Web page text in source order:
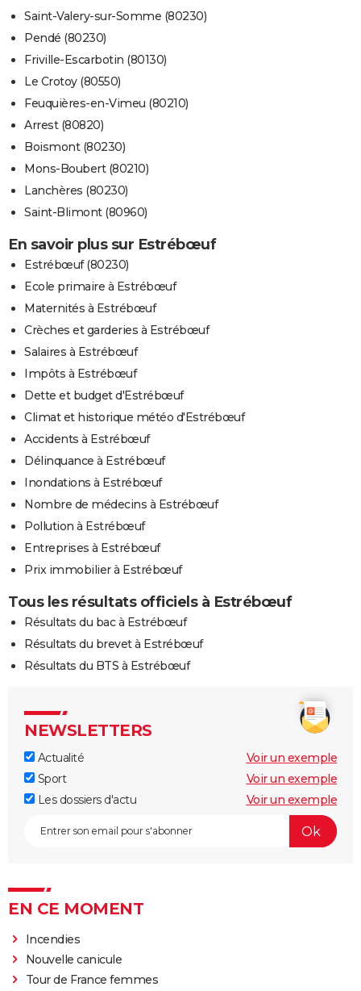
Saint-Valery-sur-Somme (80230)
Pendé (80230)
Friville-Escarbotin (80130)
Le Crotoy (80550)
Feuquières-en-Vimeu (80210)
Arrest (80820)
Boismont (80230)
Mons-Boubert (80210)
Lanchères (80230)
Saint-Blimont (80960)
En savoir plus sur Estrébœuf
Estrébœuf (80230)
Ecole primaire à Estrébœuf
Maternités à Estrébœuf
Crèches et garderies à Estrébœuf
Salaires à Estrébœuf
Impôts à Estrébœuf
Dette et budget d'Estrébœuf
Climat et historique météo d'Estrébœuf
Accidents à Estrébœuf
Délinquance à Estrébœuf
Inondations à Estrébœuf
Nombre de médecins à Estrébœuf
Pollution à Estrébœuf
Entreprises à Estrébœuf
Prix immobilier à Estrébœuf
Tous les résultats officiels à Estrébœuf
Résultats du bac à Estrébœuf
Résultats du brevet à Estrébœuf
Résultats du BTS à Estrébœuf
NEWSLETTERS
Actualité
Voir un exemple
Sport
Voir un exemple
Les dossiers d'actu
Voir un exemple
EN CE MOMENT
Incendies
Nouvelle canicule
Tour de France femmes